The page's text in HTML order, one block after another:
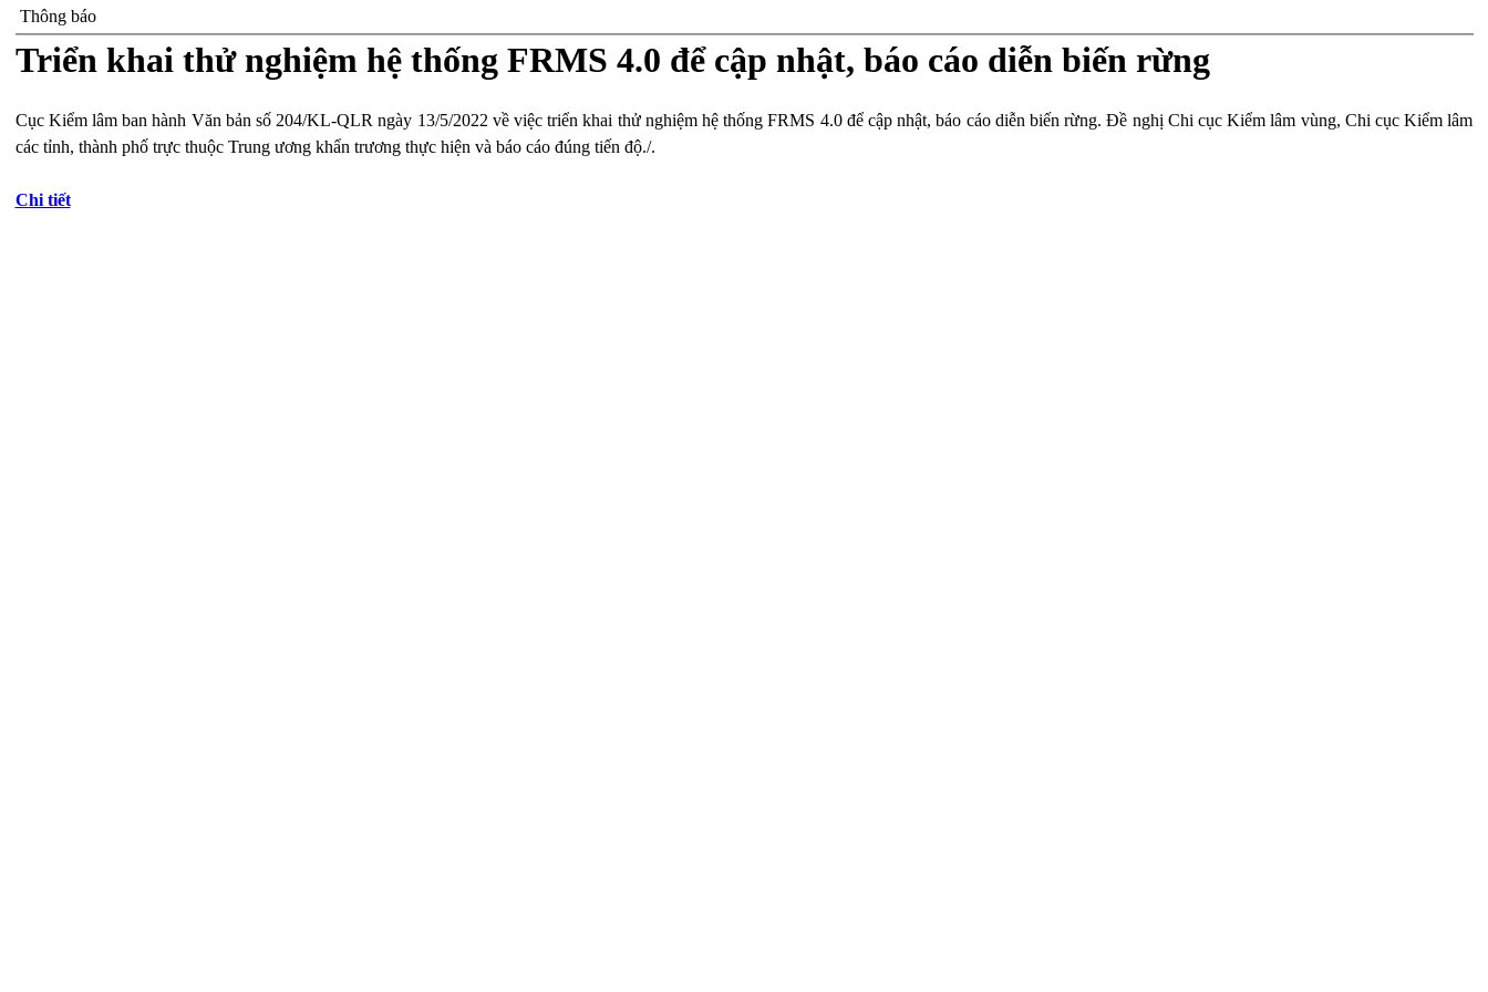
Thông báo
Triển khai thử nghiệm hệ thống FRMS 4.0 để cập nhật, báo cáo diễn biến rừng
Cục Kiểm lâm ban hành Văn bản số 204/KL-QLR ngày 13/5/2022 về việc triển khai thử nghiệm hệ thống FRMS 4.0 để cập nhật, báo cáo diễn biến rừng. Đề nghị Chi cục Kiểm lâm vùng, Chi cục Kiểm lâm
các tỉnh, thành phố trực thuộc Trung ương khẩn trương thực hiện và báo cáo đúng tiến độ./.
Chi tiết